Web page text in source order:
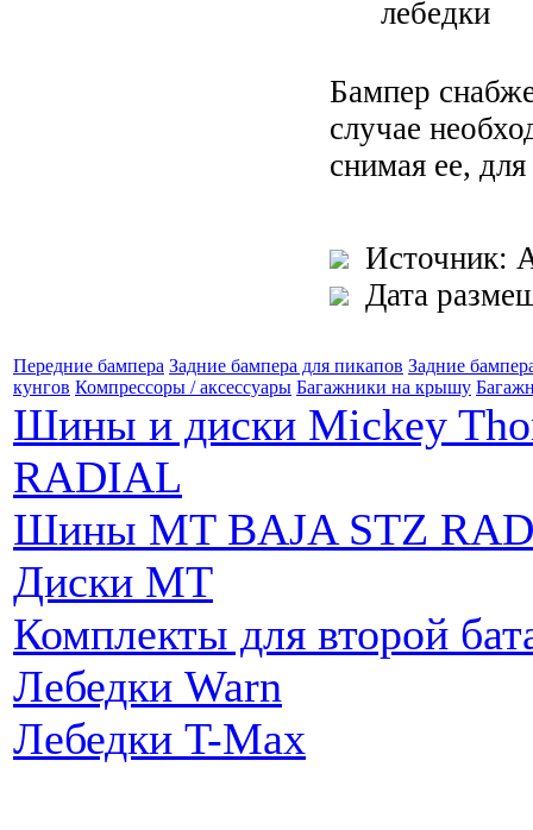
лебедки
Бампер
случае
снимая ее,
Источник:
Дата
Передние бампера Задние бампера для пикапов Задние
кунгов Компрессоры / аксессуары Багажники на крышу
Шины и диски Mickey
RADIAL
Шины MT BAJA STZ
Диски MT
Комплекты для второй
Лебедки Warn
Лебедки T-Max